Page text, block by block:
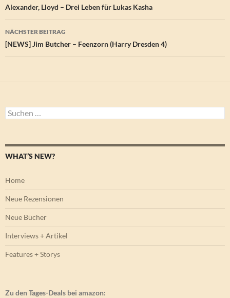
Alexander, Lloyd – Drei Leben für Lukas Kasha
NÄCHSTER BEITRAG
[NEWS] Jim Butcher – Feenzorn (Harry Dresden 4)
Suchen
nach:
WHAT’S NEW?
Home
Neue Rezensionen
Neue Bücher
Interviews + Artikel
Features + Storys
Zu den Tages-Deals bei amazon: